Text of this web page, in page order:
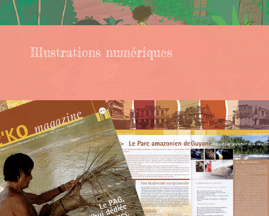
Illustrations numériques